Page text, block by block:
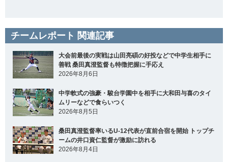
チームレポート 関連記事
大会前最後の実戦は山田亮碩の好投などで中学生相手に
善戦 桑田真澄監督も特徴把握に手応え
2026年8月6日
中学軟式の強豪・駿台学園中を相手に大和田与喜のタイ
ムリーなどで食らいつく
2026年8月5日
桑田真澄監督率いるU-12代表が直前合宿を開始 トップチ
ームの井口資仁監督が激励に訪れる
2026年8月4日